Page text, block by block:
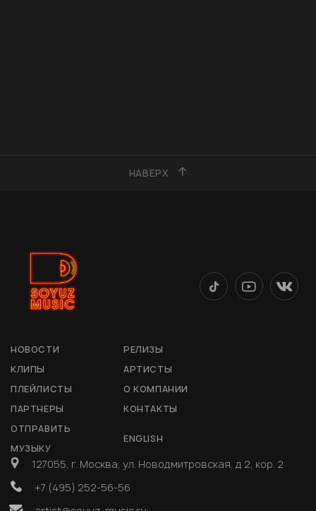
НАВЕРХ
НОВОСТИ
РЕЛИЗЫ
КЛИПЫ
АРТИСТЫ
ПЛЕЙЛИСТЫ
О КОМПАНИИ
ПАРТНЕРЫ
КОНТАКТЫ
ОТПРАВИТЬ
МУЗЫКУ
ENGLISH
127055, г. Москва, ул. Новодмитровская, д 2, кор. 2
+7 (495) 252-56-56